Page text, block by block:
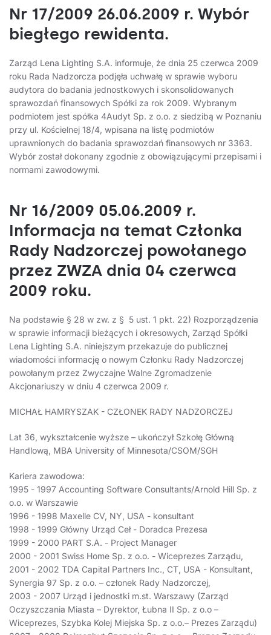
Nr 17/2009 26.06.2009 r. Wybór
biegłego rewidenta.
Zarząd Lena Lighting S.A. informuje, że dnia 25 czerwca 2009
roku Rada Nadzorcza podjęła uchwałę w sprawie wyboru
audytora do badania jednostkowych i skonsolidowanych
sprawozdań finansowych Spółki za rok 2009. Wybranym
podmiotem jest spółka 4Audyt Sp. z o.o. z siedzibą w Poznaniu
przy ul. Kościelnej 18/4, wpisana na listę podmiotów
uprawnionych do badania sprawozdań finansowych nr 3363.
Wybór został dokonany zgodnie z obowiązującymi przepisami i
normami zawodowymi.
Nr 16/2009 05.06.2009 r.
Informacja na temat Członka
Rady Nadzorczej powołanego
przez ZWZA dnia 04 czerwca
2009 roku.
Na podstawie § 28 w zw. z § 5 ust. 1 pkt. 22) Rozporządzenia
w sprawie informacji bieżących i okresowych, Zarząd Spółki
Lena Lighting S.A. niniejszym przekazuje do publicznej
wiadomości informację o nowym Członku Rady Nadzorczej
powołanym przez Zwyczajne Walne Zgromadzenie
Akcjonariuszy w dniu 4 czerwca 2009 r.
MICHAŁ HAMRYSZAK - CZŁONEK RADY NADZORCZEJ
Lat 36, wykształcenie wyższe – ukończył Szkołę Główną
Handlową, MBA University of Minnesota/CSOM/SGH
Kariera zawodowa:
1995 - 1997 Accounting Software Consultants/Arnold Hill Sp. z
o.o. w Warszawie
1996 - 1998 Maxelle CV, NY, USA - konsultant
1998 - 1999 Główny Urząd Ceł - Doradca Prezesa
1999 - 2000 PART S.A. - Project Manager
2000 - 2001 Swiss Home Sp. z o.o. - Wiceprezes Zarządu,
2001 - 2002 TDA Capital Partners Inc., CT, USA - Konsultant,
Synergia 97 Sp. z o.o. – członek Rady Nadzorczej,
2003 - 2007 Urząd i jednostki m.st. Warszawy (Zarząd
Oczyszczania Miasta – Dyrektor, Łubna II Sp. z o.o –
Wiceprezes, Szybka Kolej Miejska Sp. z o.o.– Prezes Zarządu)